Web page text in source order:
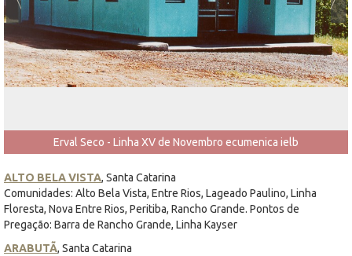
Erval Seco - Linha XV de Novembro ecumenica ielb
ALTO BELA VISTA, Santa Catarina
Comunidades: Alto Bela Vista, Entre Rios, Lageado Paulino, Linha
Floresta, Nova Entre Rios, Peritiba, Rancho Grande. Pontos de
Pregação: Barra de Rancho Grande, Linha Kayser
ARABUTÃ, Santa Catarina